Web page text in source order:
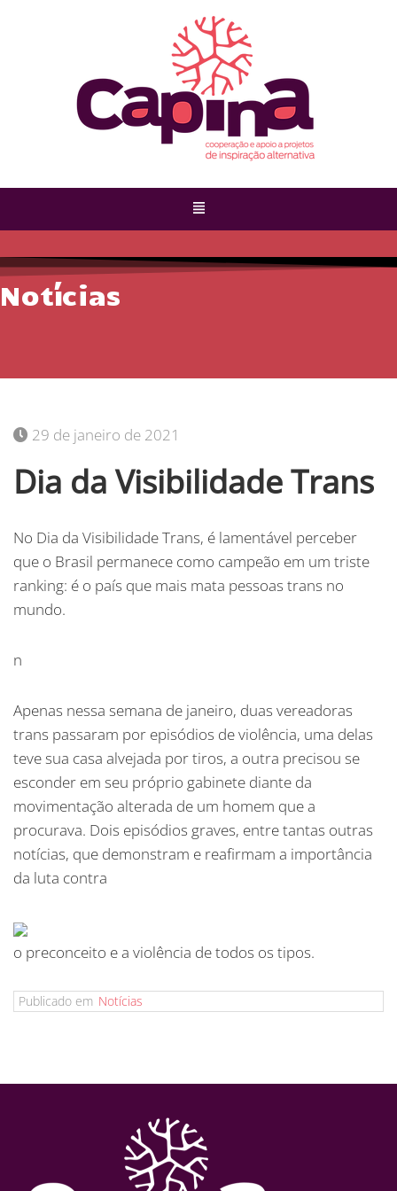
Notícias
29 de janeiro de 2021
Dia da Visibilidade Trans
No Dia da Visibilidade Trans, é lamentável perceber
que o Brasil permanece como campeão em um triste
ranking: é o país que mais mata pessoas trans no
mundo.
n
Apenas nessa semana de janeiro, duas vereadoras
trans passaram por episódios de violência, uma delas
teve sua casa alvejada por tiros, a outra precisou se
esconder em seu próprio gabinete diante da
movimentação alterada de um homem que a
procurava. Dois episódios graves, entre tantas outras
notícias, que demonstram e reafirmam a importância
da luta contra
o preconceito e a violência de todos os tipos.
Publicado em Notícias